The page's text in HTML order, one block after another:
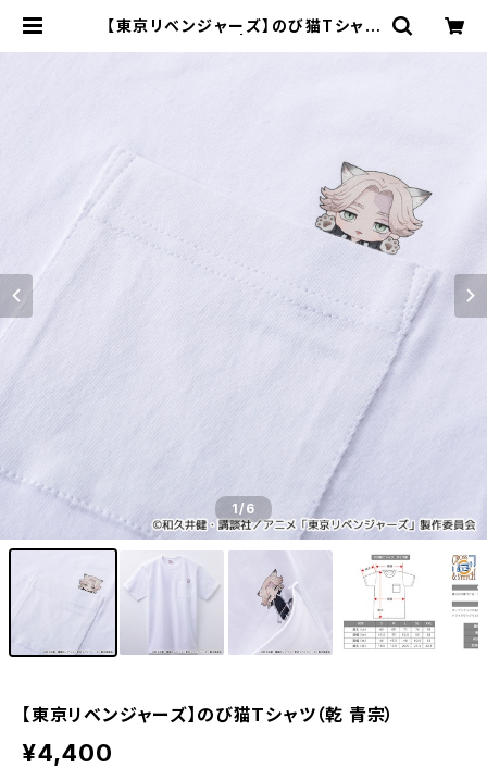
【東京リベンジャーズ】のび猫Tシャツ
1/6
【東京リベンジャーズ】のび猫Tシャツ（乾 青宗）
¥4,400